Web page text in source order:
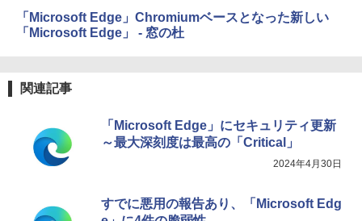
「Microsoft Edge」Chromiumベースとなった新しい
「Microsoft Edge」 - 窓の杜
関連記事
「Microsoft Edge」にセキュリティ更新
～最大深刻度は最高の「Critical」
2024年4月30日
すでに悪用の報告あり、「Microsoft Edg